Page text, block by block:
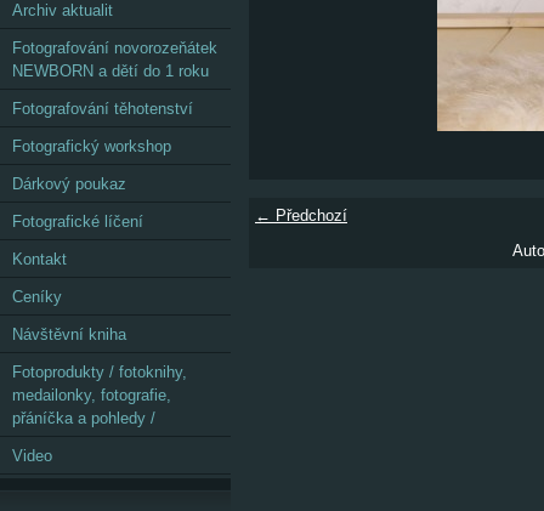
← Předchozí
Archiv aktualit
Fotografování novorozeňátek
NEWBORN a dětí do 1 roku
Fotografování těhotenství
Fotografický workshop
Dárkový poukaz
Fotografické líčení
Kontakt
Ceníky
Návštěvní kniha
Fotoprodukty / fotoknihy,
medailonky, fotografie,
přáníčka a pohledy /
Video